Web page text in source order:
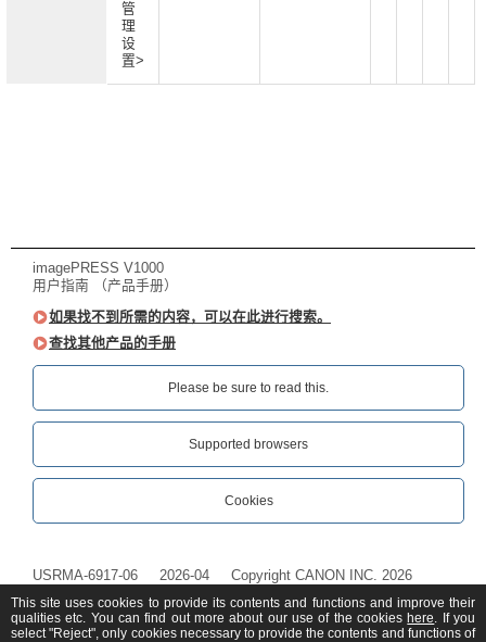
管
理
设
置>
imagePRESS V1000
用户指南 （产品手册）
如果找不到所需的内容，可以在此进行搜索。
查找其他产品的手册
Please be sure to read this.‎
Supported browsers
Cookies
USRMA-6917-06 2026-04 Copyright CANON INC. 2026
This site uses cookies to provide its contents and functions and improve their
qualities etc. You can find out more about our use of the cookies here. If you
select "Reject", only cookies necessary to provide the contents and functions of